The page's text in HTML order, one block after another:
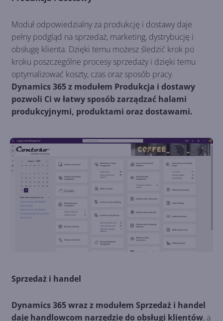
Moduł odpowiedzialny za produkcję i dostawy daje
pełny podgląd na sprzedaż, marketing, dystrybucję i
obsługę klienta. Dzięki temu możesz śledzić krok po
kroku poszczególne procesy sprzedaży i dzięki temu
optymalizować koszty, czas oraz sposób pracy.
Dynamics 365 z modułem Produkcja i dostawy
pozwoli Ci w łatwy sposób zarządzać halami
produkcyjnymi, produktami oraz dostawami.
Sprzedaż i handel
Dynamics 365 wraz z modułem Sprzedaż i handel
daje handlowcom narzędzie do obsługi klientów, a